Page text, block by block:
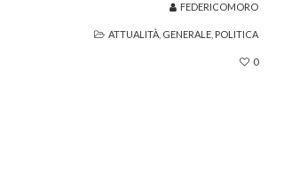
FEDERICOMORO
ATTUALITÀ GENERALE POLITICA
0